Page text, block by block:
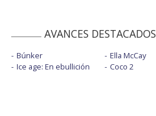
AVANCES DESTACADOS
Búnker
Ice age: En ebullición
Ella McCay
Coco 2